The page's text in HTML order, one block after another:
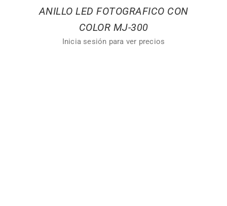
ANILLO LED FOTOGRAFICO CON
COLOR MJ-300
Inicia sesión para ver precios